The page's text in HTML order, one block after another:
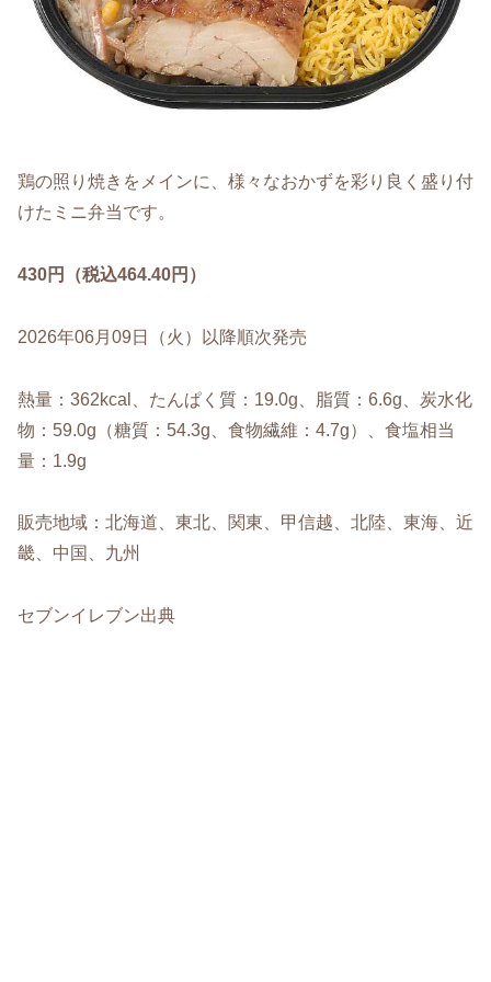
鶏の照り焼きをメインに、様々なおかずを彩り良く盛り付
けたミニ弁当です。
430円（税込464.40円）
2026年06月09日（火）以降順次発売
熱量：362kcal、たんぱく質：19.0g、脂質：6.6g、炭水化
物：59.0g（糖質：54.3g、食物繊維：4.7g）、食塩相当
量：1.9g
販売地域：北海道、東北、関東、甲信越、北陸、東海、近
畿、中国、九州
セブンイレブン出典